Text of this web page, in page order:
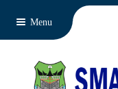
Menu